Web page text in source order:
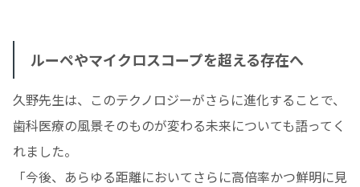
ルーペやマイクロスコープを超える存在へ
久野先生は、このテクノロジーがさらに進化することで、
歯科医療の風景そのものが変わる未来についても語ってく
れました。
「今後、あらゆる距離においてさらに高倍率かつ鮮明に見